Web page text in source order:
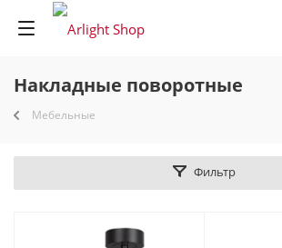
Накладные поворотные
Мебельные
Фильтр